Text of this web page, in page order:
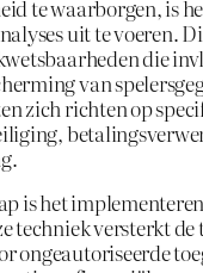
te waarborgen, is
uit te voeren.
die
van
zich richten op
is het
techniek versterkt de
ongeautoriseerde